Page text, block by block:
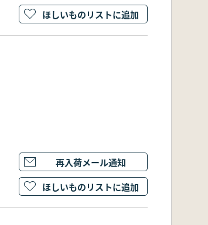
ほしいものリストに追加
再入荷メール通知
ほしいものリストに追加